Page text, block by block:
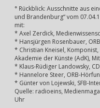
° Rückblick: Ausschnitte aus
und Brandenburg“ vom
mit:
* Axel Zerdick,
* Hansjürgen Rosenbauer,
* Christian Kneisel,
Akademie der Künste (AdK),
* Klaus-Rüdiger Landowsky,
* Hannelore Steer, ORB-
* Günter von Lojewski, SFB-
Quelle: radioeins,
Uhr